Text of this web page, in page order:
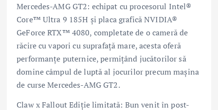
Mercedes-AMG GT2: echipat cu procesorul Intel®
Core™ Ultra 9 185H și placa grafică NVIDIA®
GeForce RTX™ 4080, completate de o cameră de
răcire cu vapori cu suprafață mare, acesta oferă
performanțe puternice, permițând jucătorilor să
domine câmpul de luptă al jocurilor precum mașina
de curse Mercedes-AMG GT2.
Claw x Fallout Ediție limitată: Bun venit în post-